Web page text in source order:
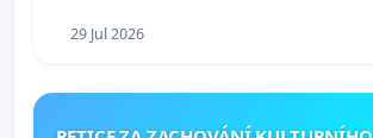
29 Jul 2026